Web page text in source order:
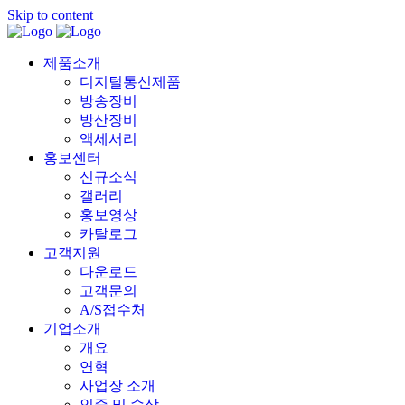
Skip to content
제품소개
디지털통신제품
방송장비
방산장비
액세서리
홍보센터
신규소식
갤러리
홍보영상
카탈로그
고객지원
다운로드
고객문의
A/S접수처
기업소개
개요
연혁
사업장 소개